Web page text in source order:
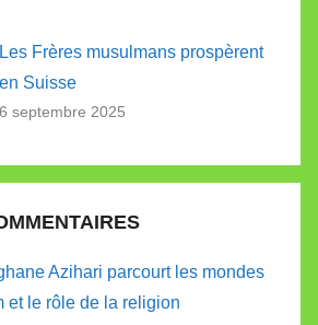
Les Frères musulmans prospèrent
en Suisse
6 septembre 2025
Azihari parcourt les mondes
et le rôle de la religion